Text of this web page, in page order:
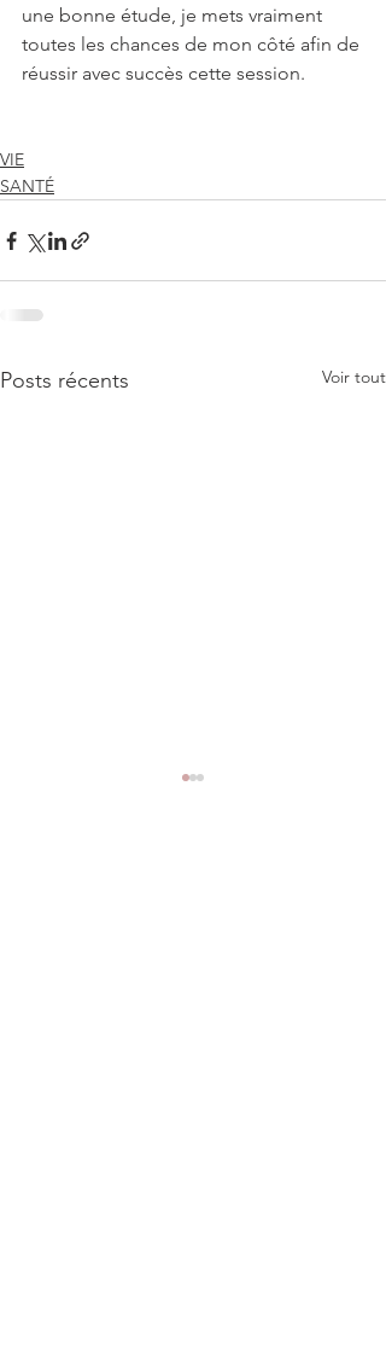
une bonne étude, je mets vraiment
toutes les chances de mon côté afin de
réussir avec succès cette session.
VIE
SANTÉ
Posts récents Voir tout